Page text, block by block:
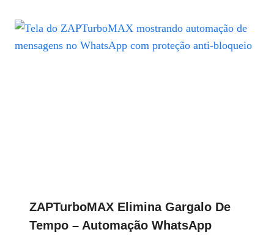
ZAPTurboMAX Elimina Gargalo De
Tempo – Automação WhatsApp